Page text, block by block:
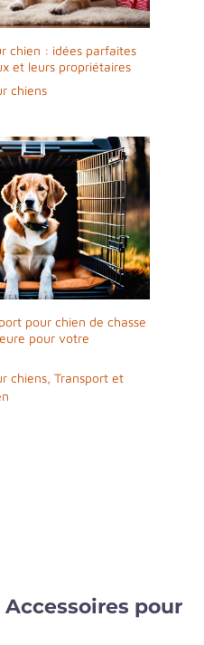
chien : idées parfaites
et leurs propriétaires
chiens
pour chien de chasse
pour votre
chiens, Transport et
pour